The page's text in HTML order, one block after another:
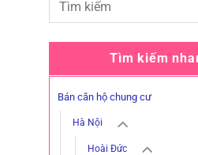
Tìm kiếm
Bán căn hộ chung cư
Hà Nội
Hoài Đức